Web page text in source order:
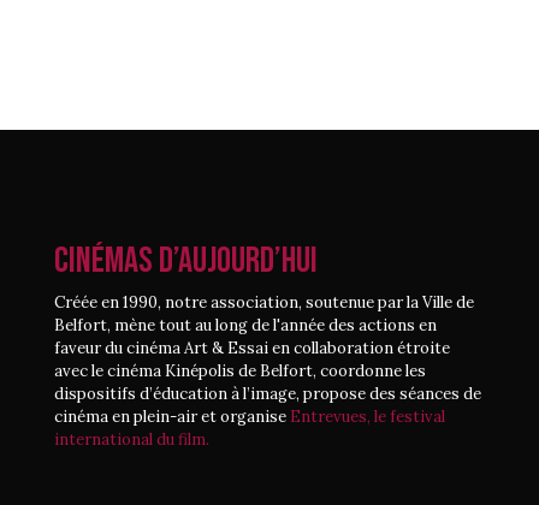
CINÉMAS D’AUJOURD’HUI
Créée en 1990, notre association, soutenue par la Ville de
Belfort, mène tout au long de l'année des actions en
faveur du cinéma Art & Essai en collaboration étroite
avec le cinéma Kinépolis de Belfort, coordonne les
dispositifs d’éducation à l’image, propose des séances de
cinéma en plein-air et organise Entrevues, le festival
international du film.